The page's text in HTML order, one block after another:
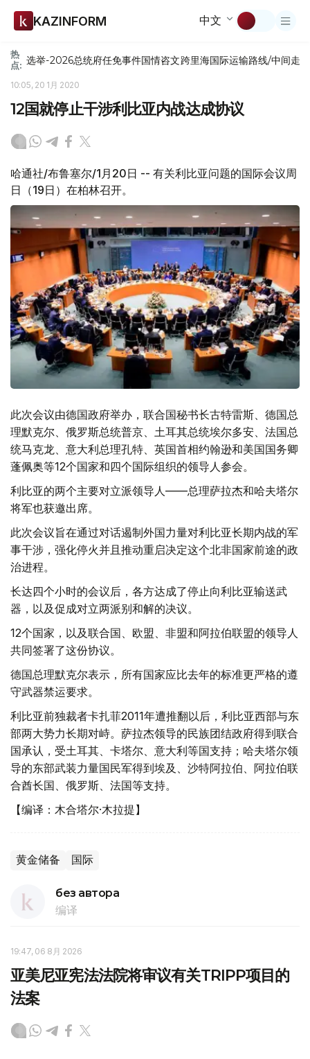
KAZINFORM 中文
热
点: 选举-2026总统府任免事件国情咨文跨里海国际运输路线/中间走廊
10:05, 20 1月 2020
12国就停止干涉利比亚内战达成协议
哈通社/布鲁塞尔/1月20日 -- 有关利比亚问题的国际会议周
日（19日）在柏林召开。
此次会议由德国政府举办，联合国秘书长古特雷斯、德国总
理默克尔、俄罗斯总统普京、土耳其总统埃尔多安、法国总
统马克龙、意大利总理孔特、英国首相约翰逊和美国国务卿
蓬佩奥等12个国家和四个国际组织的领导人参会。
利比亚的两个主要对立派领导人——总理萨拉杰和哈夫塔尔
将军也获邀出席。
此次会议旨在通过对话遏制外国力量对利比亚长期内战的军
事干涉，强化停火并且推动重启决定这个北非国家前途的政
治进程。
长达四个小时的会议后，各方达成了停止向利比亚输送武
器，以及促成对立两派别和解的决议。
12个国家，以及联合国、欧盟、非盟和阿拉伯联盟的领导人
共同签署了这份协议。
德国总理默克尔表示，所有国家应比去年的标准更严格的遵
守武器禁运要求。
利比亚前独裁者卡扎菲2011年遭推翻以后，利比亚西部与东
部两大势力长期对峙。萨拉杰领导的民族团结政府得到联合
国承认，受土耳其、卡塔尔、意大利等国支持；哈夫塔尔领
导的东部武装力量国民军得到埃及、沙特阿拉伯、阿拉伯联
合酋长国、俄罗斯、法国等支持。
【编译：木合塔尔·木拉提】
黄金储备 国际
без автора
编译
19:47, 06 8月 2026
亚美尼亚宪法法院将审议有关TRIPP项目的
法案